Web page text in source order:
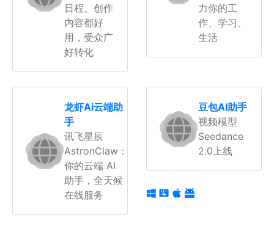
日程、创作
内容都好
用，受众广
好转化
力你的工
作、学习、
生活
龙虾Ai云端助
手
讯飞星辰
AstronClaw：
你的云端 AI
助手，全天候
在线服务
豆包AI助手
视频模型
Seedance
2.0上线